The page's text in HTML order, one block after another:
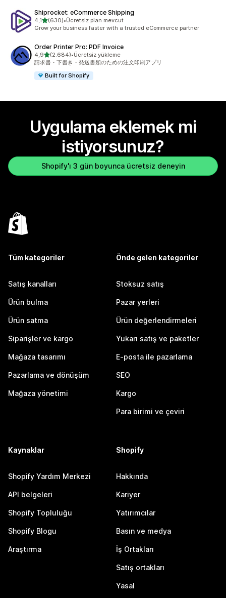
Shiprocket: eCommerce Shipping
4,15 yıldız üzerinden
(630)
toplam 630 değerlendirme
•Ücretsiz plan mevcut
Grow your business faster with a trusted eCommerce partner
Order Printer Pro: PDF Invoice
4,95 yıldız üzerinden
(2.684)
toplam 2684 değerlendirme
•Ücretsiz yükleme
請求書・下書き・発送書類のための注文印刷アプリ
Built for Shopify
Uygulama eklemek mi
istiyorsunuz?
Shopify'ı 3 gün boyunca ücretsiz deneyin
Tüm kategoriler
Satış kanalları
Ürün bulma
Ürün satma
Siparişler ve kargo
Mağaza tasarımı
Pazarlama ve dönüşüm
Mağaza yönetimi
Önde gelen kategoriler
Stoksuz satış
Pazar yerleri
Ürün değerlendirmeleri
Yukarı satış ve paketler
E-posta ile pazarlama
SEO
Kargo
Para birimi ve çeviri
Kaynaklar
Shopify Yardım Merkezi
API belgeleri
Shopify Topluluğu
Shopify Blogu
Araştırma
Shopify
Hakkında
Kariyer
Yatırımcılar
Basın ve medya
İş Ortakları
Satış ortakları
Yasal